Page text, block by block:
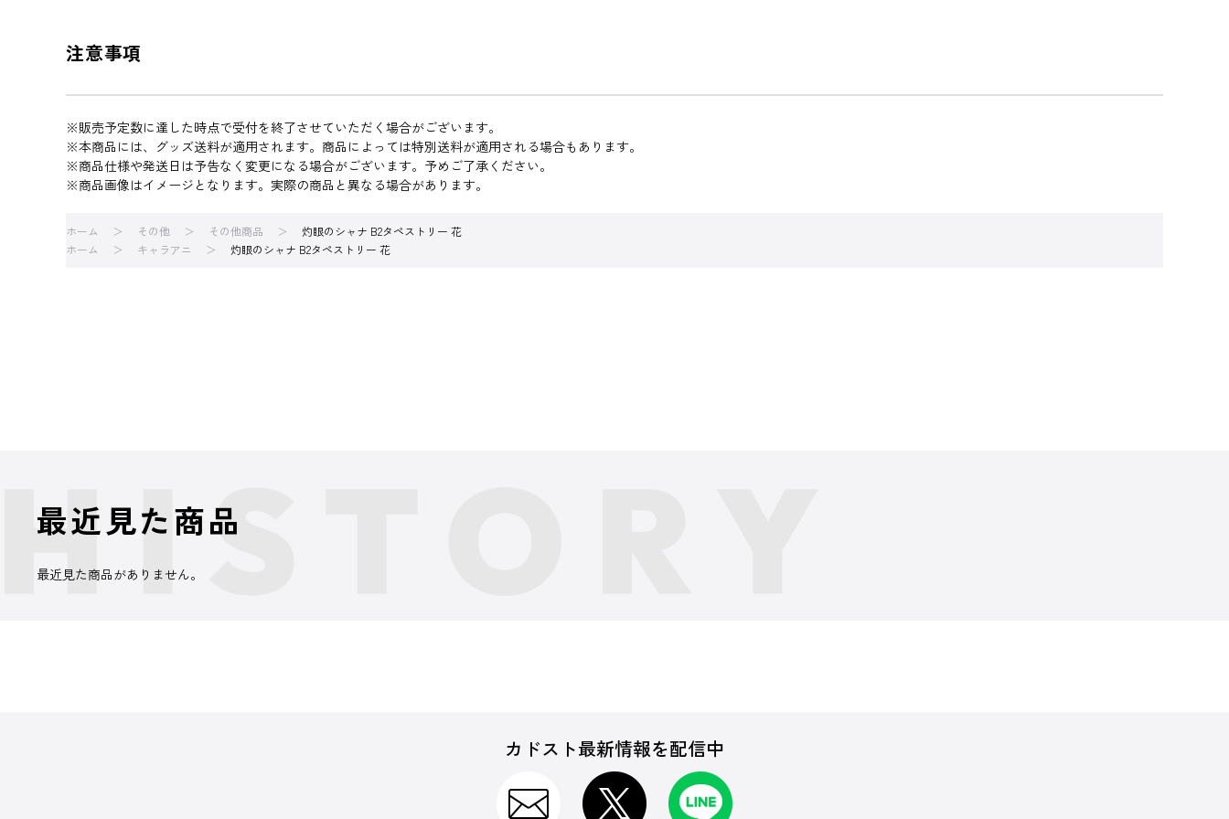
注意事項
※販売予定数に達した時点で受付を終了させていただく場合がございます。
※本商品には、グッズ送料が適用されます。商品によっては特別送料が適用される場合もあります。
※商品仕様や発送日は予告なく変更になる場合がございます。予めご了承ください。
※商品画像はイメージとなります。実際の商品と異なる場合があります。
ホーム その他 その他商品
灼眼のシャナ B2タペストリー 花
ホーム
キャラアニ 灼眼のシャナ B2タペストリー 花
最近見た商品
最近見た商品がありません。
カドスト最新情報を配信中